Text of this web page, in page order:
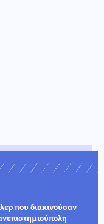
που διακινούσαν